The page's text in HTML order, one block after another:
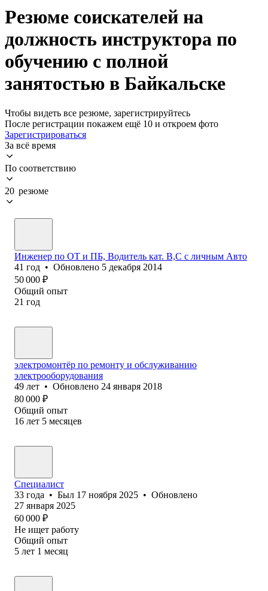
Резюме соискателей на
должность инструктора по
обучению с полной
занятостью в Байкальске
Чтобы видеть все резюме, зарегистрируйтесь
После регистрации покажем ещё 10 и откроем фото
Зарегистрироваться
За всё время
По соответствию
20 резюме
Инженер по ОТ и ПБ, Водитель кат. В,С с личным Авто
41 год • Обновлено 5 декабря 2014
50 000 ₽
Общий опыт
21 год
электромонтёр по ремонту и обслуживанию
электрооборудования
49 лет • Обновлено 24 января 2018
80 000 ₽
Общий опыт
16 лет 5 месяцев
Специалист
33 года • Был 17 ноября 2025 • Обновлено
27 января 2025
60 000 ₽
Не ищет работу
Общий опыт
5 лет 1 месяц